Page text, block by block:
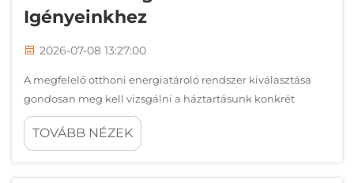
Igényeinkhez
2026-07-08 13:27:00
A megfelelő otthoni energiatároló rendszer kiválasztása
gondosan meg kell vizsgálni a háztartásunk konkrét
energiafogyasztási mintáit, az üzemszünet idején
szükséges tartalékellátás követelményeit és a hosszú távú
TOVÁBB NÉZEK